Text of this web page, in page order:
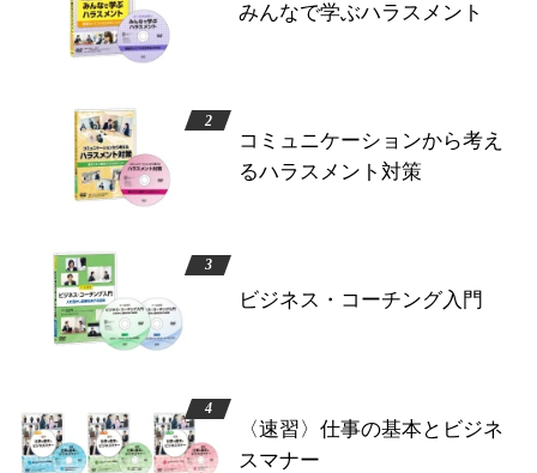
みんなで学ぶハラスメント
コミュニケーションから考え
るハラスメント対策
ビジネス・コーチング入門
〈速習〉仕事の基本とビジネ
スマナー